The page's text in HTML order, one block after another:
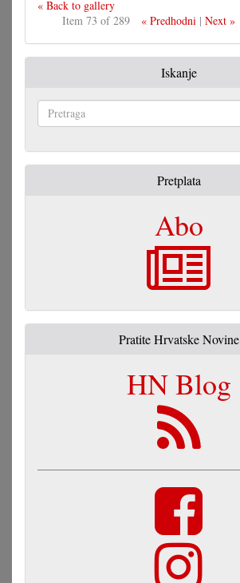
« Back to gallery
Item 73 of 289
« Predhodni| Next »
Iskanje
Pretplata
Abo
Pratite Hrvatske Novine
HN Blog